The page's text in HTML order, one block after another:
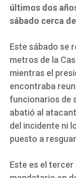
últimos dos
sábado cerca
Este sábado se
metros de la
mientras el
encontraba
funcionarios de
abatió al
del incidente ni
puesto a
Este es el